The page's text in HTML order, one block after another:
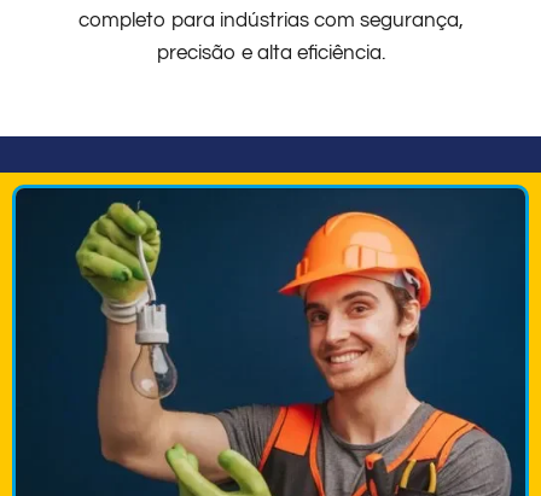
completo para indústrias com segurança,
precisão e alta eficiência.